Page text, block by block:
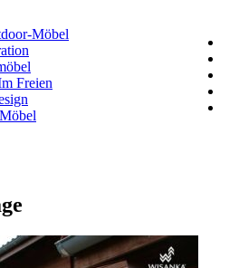
Möbel
Freien